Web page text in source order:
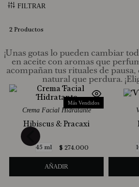
FILTRAR
2Productos
¡Unas gotas lo pueden cambiar
en aceite con aromas que
acompañan tus rituales de
natural que perdura.
Más Vendidos
Crema Facial Hidratante
Hibiscus & Pracaxi
45 ml $ 274.000
AÑADIR